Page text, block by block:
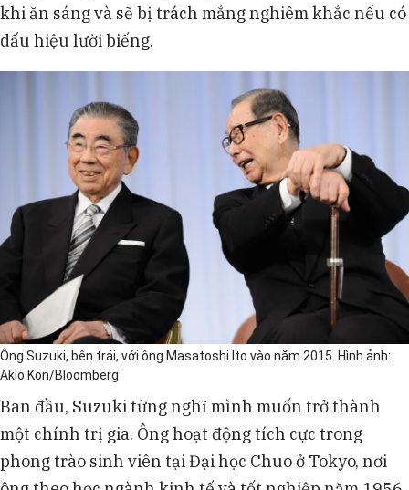
khi ăn sáng và sẽ bị trách mắng nghiêm khắc nếu có
dấu hiệu lười biếng.
Ông Suzuki, bên trái, với ông Masatoshi Ito vào năm 2015. Hình ảnh:
Akio Kon/Bloomberg
Ban đầu, Suzuki từng nghĩ mình muốn trở thành
một chính trị gia. Ông hoạt động tích cực trong
phong trào sinh viên tại Đại học Chuo ở Tokyo, nơi